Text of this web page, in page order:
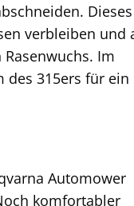
Dieses
verbleiben und
Im
des 315ers für ein
Automower
komfortabler